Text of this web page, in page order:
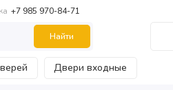
+7 985 970-84-71
Найти
Двери входные